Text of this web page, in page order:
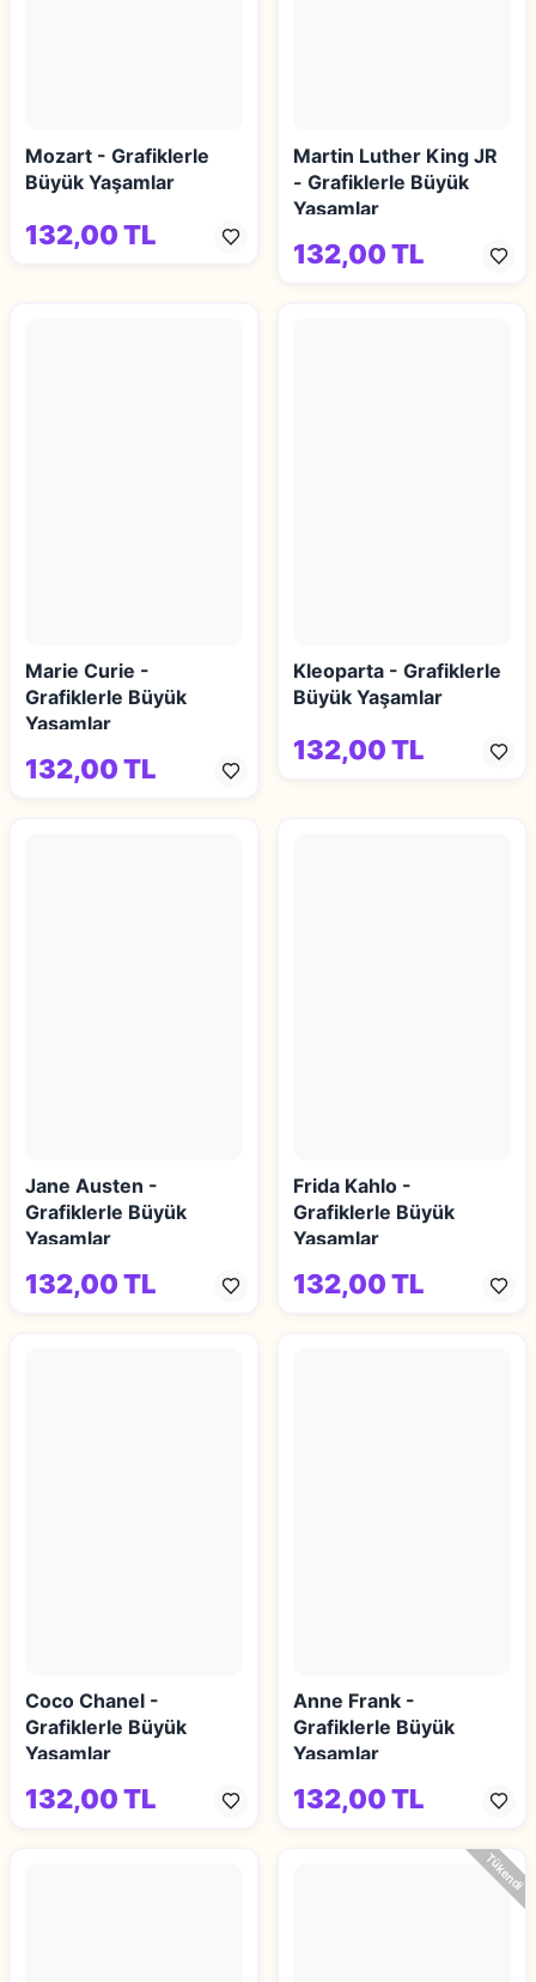
Mozart - Grafiklerle
Büyük Yaşamlar
132,00 TL
Martin Luther King JR
- Grafiklerle Büyük
Yaşamlar
132,00 TL
Marie Curie -
Grafiklerle Büyük
Yaşamlar
132,00 TL
Kleoparta - Grafiklerle
Büyük Yaşamlar
132,00 TL
Jane Austen -
Grafiklerle Büyük
Yaşamlar
132,00 TL
Frida Kahlo -
Grafiklerle Büyük
Yaşamlar
132,00 TL
Coco Chanel -
Grafiklerle Büyük
Yaşamlar
132,00 TL
Anne Frank -
Grafiklerle Büyük
Yaşamlar
132,00 TL
Tükendi